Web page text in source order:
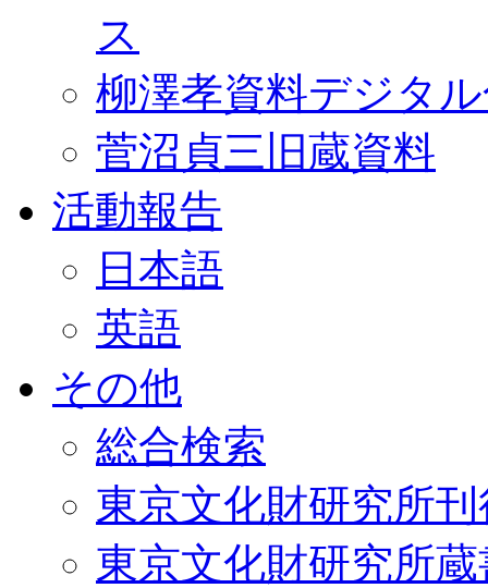
ス
柳澤孝資料デジタ
菅沼貞三旧蔵資料
活動報告
日本語
英語
その他
総合検索
東京文化財研究所
東京文化財研究所